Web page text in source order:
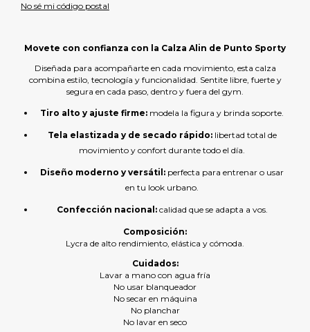
No sé mi código postal
Movete con confianza con la Calza Alin de Punto Sporty
Diseñada para acompañarte en cada movimiento, esta calza
combina estilo, tecnología y funcionalidad. Sentite libre, fuerte y
segura en cada paso, dentro y fuera del gym.
Tiro alto y ajuste firme: modela la figura y brinda soporte.
Tela elastizada y de secado rápido:libertad total de
movimiento y confort durante todo el día.
Diseño moderno y versátil: perfecta para entrenar o usar
en tu look urbano.
Confección nacional:calidad que se adapta a vos.
Composición:
Lycra de alto rendimiento, elástica y cómoda.
Cuidados:
Lavar a mano con agua fría
No usar blanqueador
No secar en máquina
No planchar
No lavar en seco